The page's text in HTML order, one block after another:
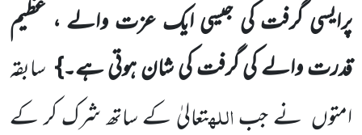
پرایسی گرفتکی جیسی ایک عزت والے ، عظیم
قدرت والے کی گرفت کیشان ہوتی ہے۔} سابقہ
امتوں نے جباللہتعالیٰ کے ساتھ شرک کر کے